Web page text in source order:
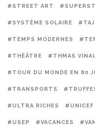
#STREET ART
#SYSTÈME SOLAIRE #TAJ
#TEMPS MODERNES
#THÉÂTRE #THMAS
#TOUR DU MONDE EN 80
#TRANSPORTS
#ULTRA RICHES #UNICEF
#USEP #VACANCES